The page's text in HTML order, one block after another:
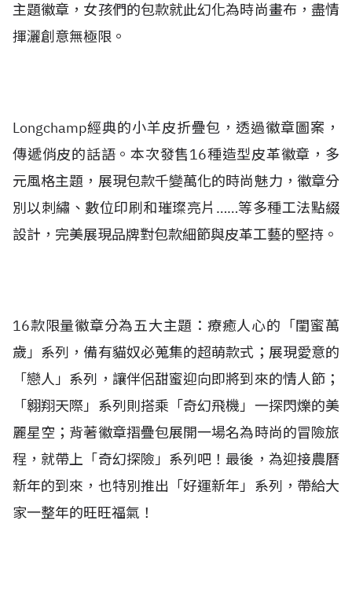
主題徽章，女孩們的包款就此幻化為時尚畫布，盡情
揮灑創意無極限。
Longchamp經典的小羊皮折疊包，透過徽章圖案，
傳遞俏皮的話語。本次發售16種造型皮革徽章，多
元風格主題，展現包款千變萬化的時尚魅力，徽章分
別以刺繡、數位印刷和璀璨亮片……等多種工法點綴
設計，完美展現品牌對包款細節與皮革工藝的堅持。
16款限量徽章分為五大主題：療癒人心的「閨蜜萬
歲」系列，備有貓奴必蒐集的超萌款式；展現愛意的
「戀人」系列，讓伴侶甜蜜迎向即將到來的情人節；
「翱翔天際」系列則搭乘「奇幻飛機」一探閃爍的美
麗星空；背著徽章摺疊包展開一場名為時尚的冒險旅
程，就帶上「奇幻探險」系列吧！最後，為迎接農曆
新年的到來，也特別推出「好運新年」系列，帶給大
家一整年的旺旺福氣！